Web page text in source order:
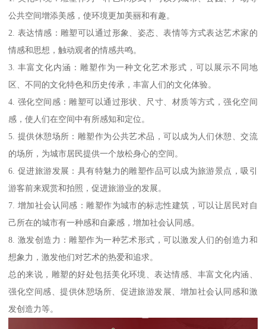
公共空间增添美感，使环境更加美丽和有趣。
2. 表达情感：雕塑可以通过形象、姿态、表情等方式表达艺术家的
情感和思想，触动观者的情感共鸣。
3. 丰富文化内涵：雕塑作为一种文化艺术形式，可以展示不同地
区、不同的文化特色和历史传承，丰富人们的文化体验。
4. 强化空间感：雕塑可以通过形状、尺寸、材质等方式，强化空间
感，使人们在空间中有所感知和定位。
5. 提供休憩场所：雕塑作为公共艺术品，可以成为人们休憩、交流
的场所，为城市居民提供一个放松身心的空间。
6. 促进旅游发展：具有特魅力的雕塑作品可以成为旅游景点，吸引
游客前来观赏和拍照，促进旅游业的发展。
7. 增加社会认同感：雕塑作为城市的标志性建筑，可以让居民对自
己所在的城市有一种感和自豪感，增加社会认同感。
8. 激发创造力：雕塑作为一种艺术形式，可以激发人们的创造力和
想象力，激发他们对艺术的热爱和追求。
总的来说，雕塑的好处包括美化环境、表达情感、丰富文化内涵、
强化空间感、提供休憩场所、促进旅游发展、增加社会认同感和激
发创造力等。